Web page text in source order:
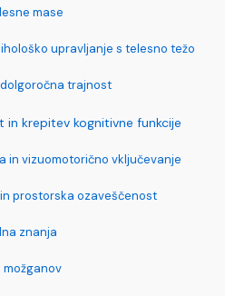
mase
upravljanje s telesno težo
trajnost
in krepitev kognitivne funkcije
in vizuomotorično vključevanje
prostorska ozaveščenost
znanja